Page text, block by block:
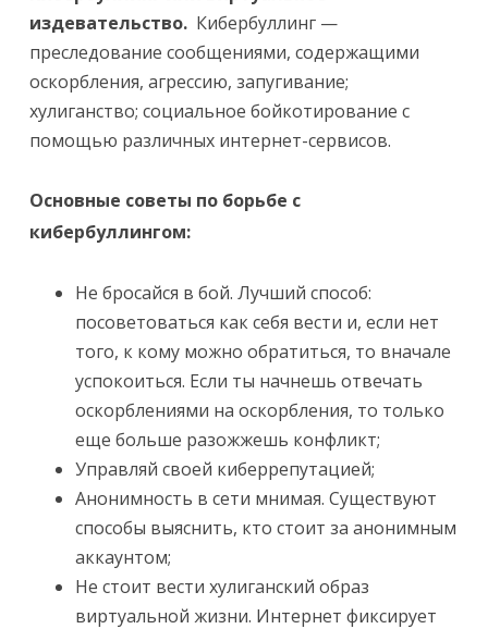
издевательство. Кибербуллинг —
преследование сообщениями, содержащими
оскорбления, агрессию, запугивание;
хулиганство; социальное бойкотирование с
помощью различных интернет-сервисов.
Основные советы по борьбе с
кибербуллингом:
Не бросайся в бой. Лучший способ:
посоветоваться как себя вести и, если нет
того, к кому можно обратиться, то вначале
успокоиться. Если ты начнешь отвечать
оскорблениями на оскорбления, то только
еще больше разожжешь конфликт;
Управляй своей киберрепутацией;
Анонимность в сети мнимая. Существуют
способы выяснить, кто стоит за анонимным
аккаунтом;
Не стоит вести хулиганский образ
виртуальной жизни. Интернет фиксирует